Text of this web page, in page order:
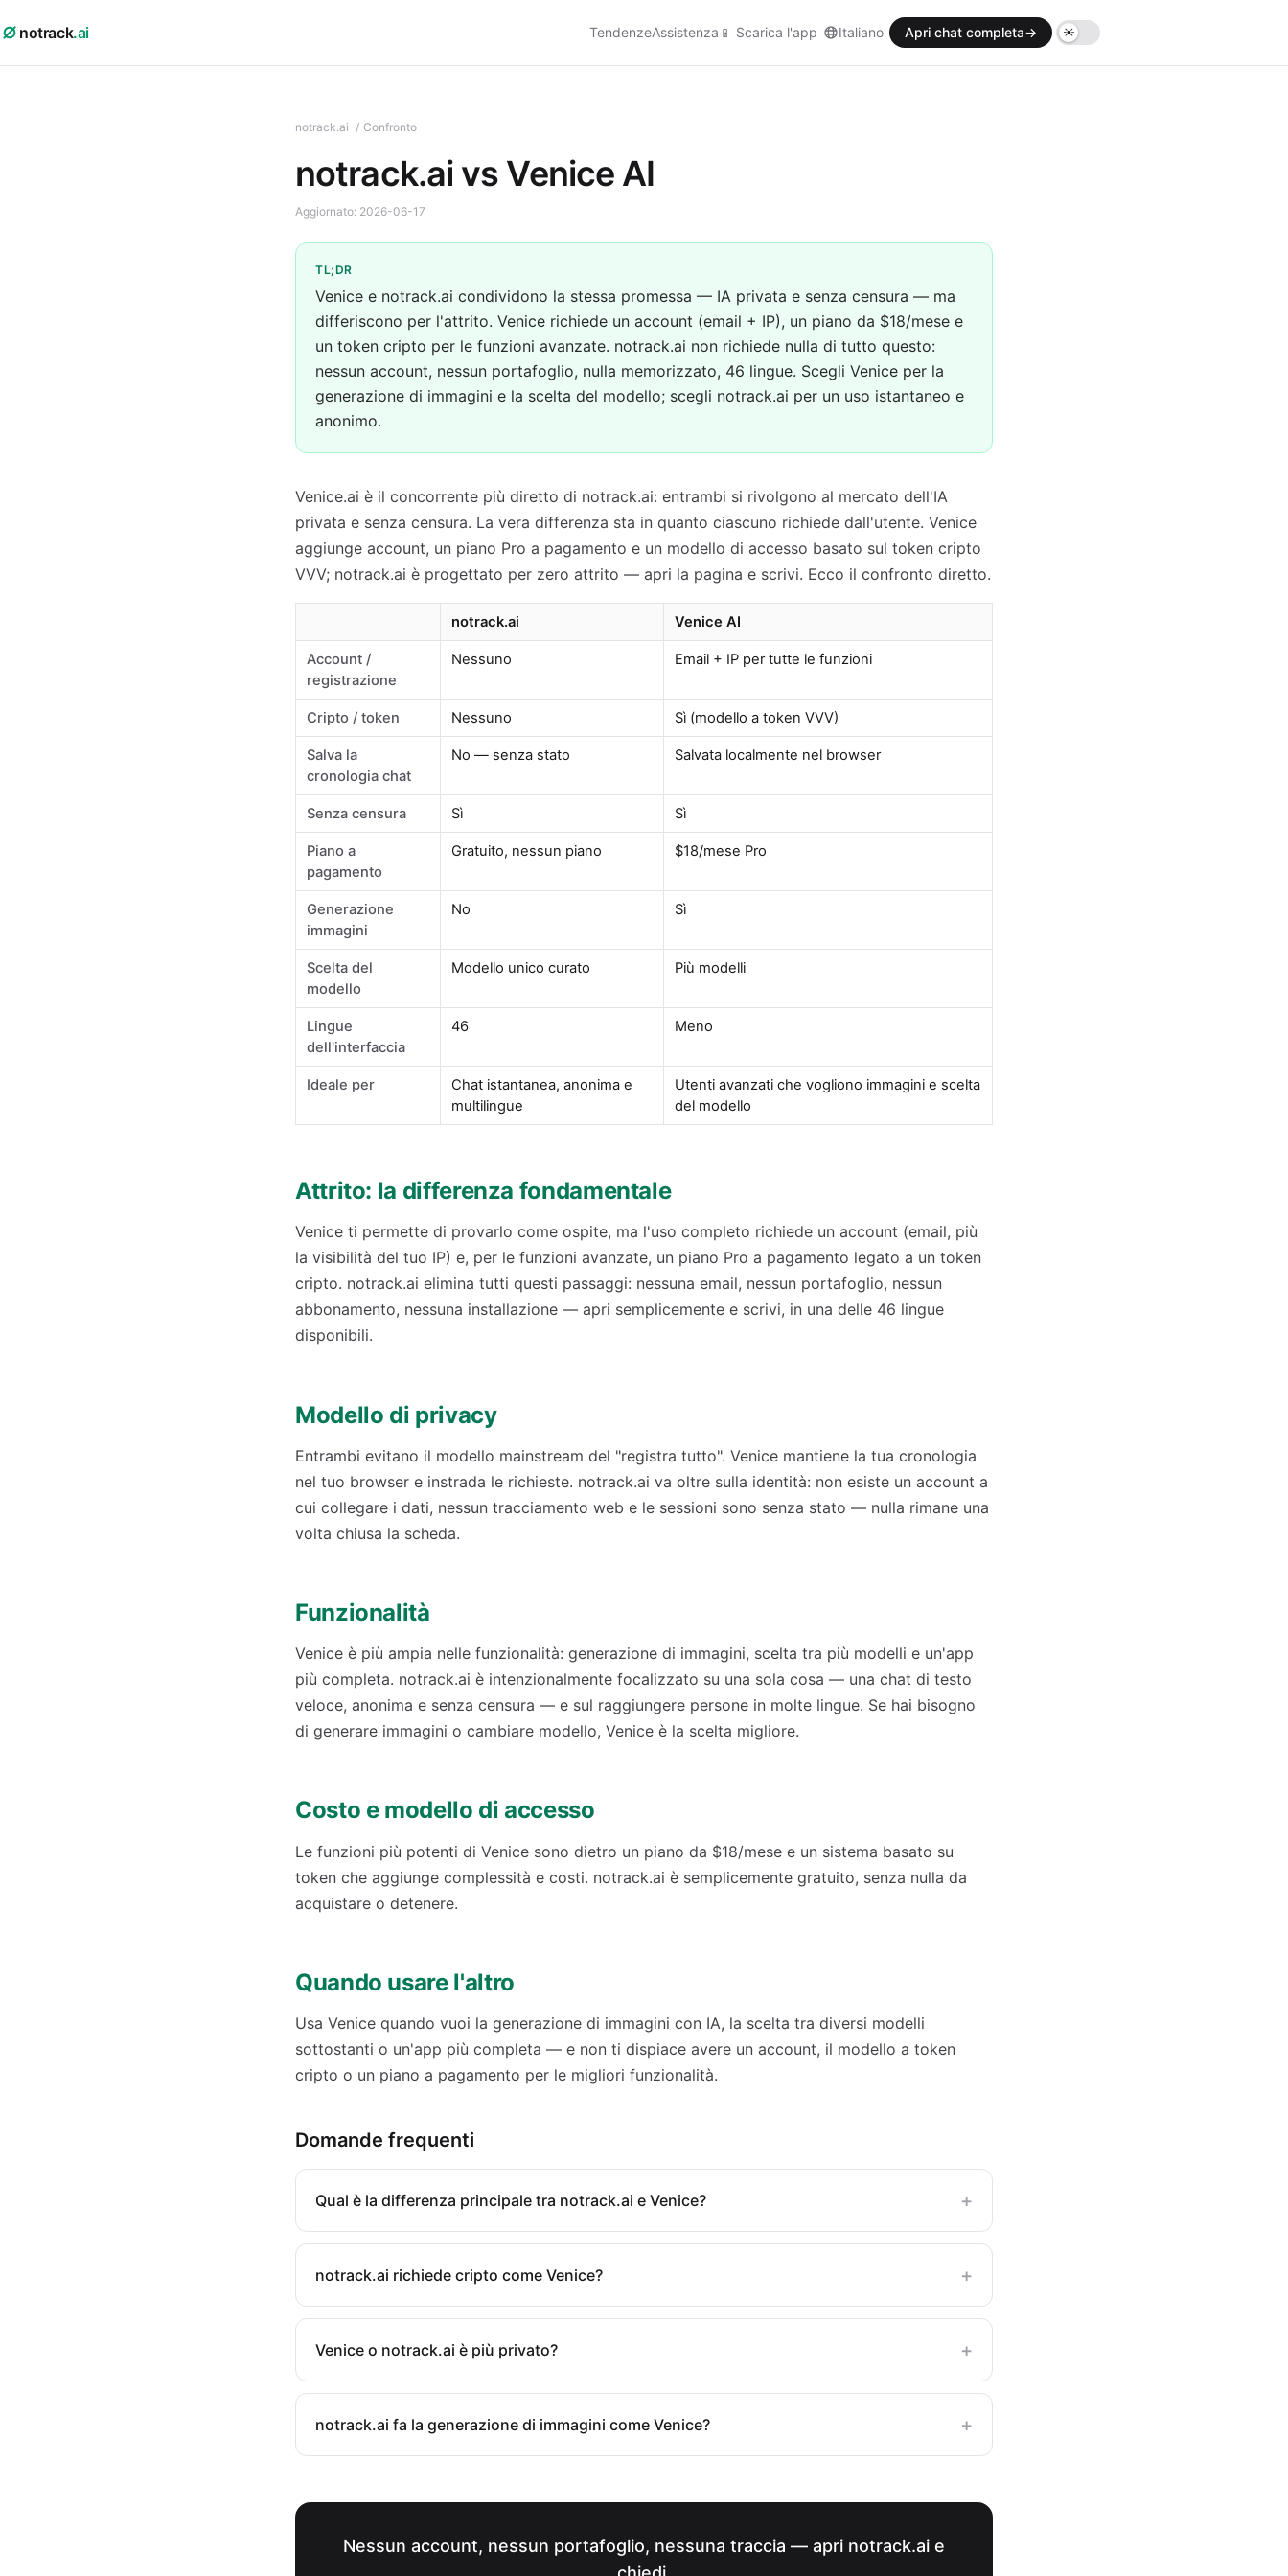
notrack.ai TendenzeAssistenza 📱 Scarica l'app Italiano Apri chat completa→
notrack.ai / Confronto
notrack.ai vs Venice AI
Aggiornato: 2026-06-17
TL;DR
Venice e notrack.ai condividono la stessa promessa — IA privata e senza censura — ma
differiscono per l'attrito. Venice richiede un account (email + IP), un piano da $18/mese e
un token cripto per le funzioni avanzate. notrack.ai non richiede nulla di tutto questo:
nessun account, nessun portafoglio, nulla memorizzato, 46 lingue. Scegli Venice per la
generazione di immagini e la scelta del modello; scegli notrack.ai per un uso istantaneo e
anonimo.
Venice.ai è il concorrente più diretto di notrack.ai: entrambi si rivolgono al mercato dell'IA
privata e senza censura. La vera differenza sta in quanto ciascuno richiede dall'utente. Venice
aggiunge account, un piano Pro a pagamento e un modello di accesso basato sul token cripto
VVV; notrack.ai è progettato per zero attrito — apri la pagina e scrivi. Ecco il confronto diretto.
notrack.ai Venice AI
Account /
registrazione
Nessuno Email + IP per tutte le funzioni
Cripto / token Nessuno Sì (modello a token VVV)
Salva la
cronologia chat
No — senza stato Salvata localmente nel browser
Senza censura Sì Sì
Piano a
pagamento
Gratuito, nessun piano $18/mese Pro
Generazione
immagini
No Sì
Scelta del
modello
Modello unico curato Più modelli
Lingue
dell'interfaccia
46 Meno
Ideale per
Chat istantanea, anonima e
multilingue
Utenti avanzati che vogliono immagini e scelta
del modello
Attrito: la differenza fondamentale
Venice ti permette di provarlo come ospite, ma l'uso completo richiede un account (email, più
la visibilità del tuo IP) e, per le funzioni avanzate, un piano Pro a pagamento legato a un token
cripto. notrack.ai elimina tutti questi passaggi: nessuna email, nessun portafoglio, nessun
abbonamento, nessuna installazione — apri semplicemente e scrivi, in una delle 46 lingue
disponibili.
Modello di privacy
Entrambi evitano il modello mainstream del "registra tutto". Venice mantiene la tua cronologia
nel tuo browser e instrada le richieste. notrack.ai va oltre sulla identità: non esiste un account a
cui collegare i dati, nessun tracciamento web e le sessioni sono senza stato — nulla rimane una
volta chiusa la scheda.
Funzionalità
Venice è più ampia nelle funzionalità: generazione di immagini, scelta tra più modelli e un'app
più completa. notrack.ai è intenzionalmente focalizzato su una sola cosa — una chat di testo
veloce, anonima e senza censura — e sul raggiungere persone in molte lingue. Se hai bisogno
di generare immagini o cambiare modello, Venice è la scelta migliore.
Costo e modello di accesso
Le funzioni più potenti di Venice sono dietro un piano da $18/mese e un sistema basato su
token che aggiunge complessità e costi. notrack.ai è semplicemente gratuito, senza nulla da
acquistare o detenere.
Quando usare l'altro
Usa Venice quando vuoi la generazione di immagini con IA, la scelta tra diversi modelli
sottostanti o un'app più completa — e non ti dispiace avere un account, il modello a token
cripto o un piano a pagamento per le migliori funzionalità.
Domande frequenti
Qual è la differenza principale tra notrack.ai e Venice? +
notrack.ai richiede cripto come Venice? +
Venice o notrack.ai è più privato? +
notrack.ai fa la generazione di immagini come Venice? +
Nessun account, nessun portafoglio, nessuna traccia — apri notrack.ai e